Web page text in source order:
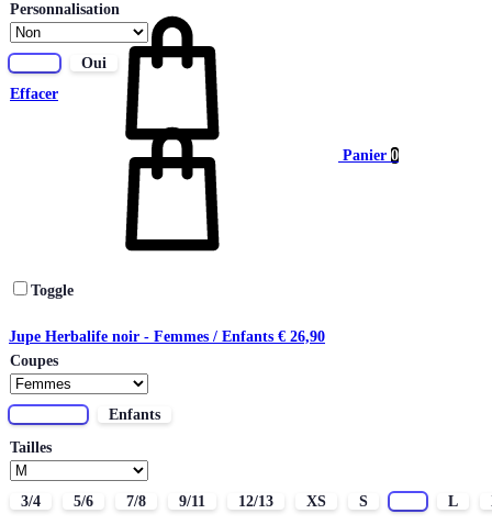
Panier 0
Personnalisation
Oui
Effacer
Toggle
Jupe Herbalife noir - Femmes / Enfants € 26,90
Coupes
Enfants
Tailles
3/4 5/6 7/8 9/11 12/13 XS S L